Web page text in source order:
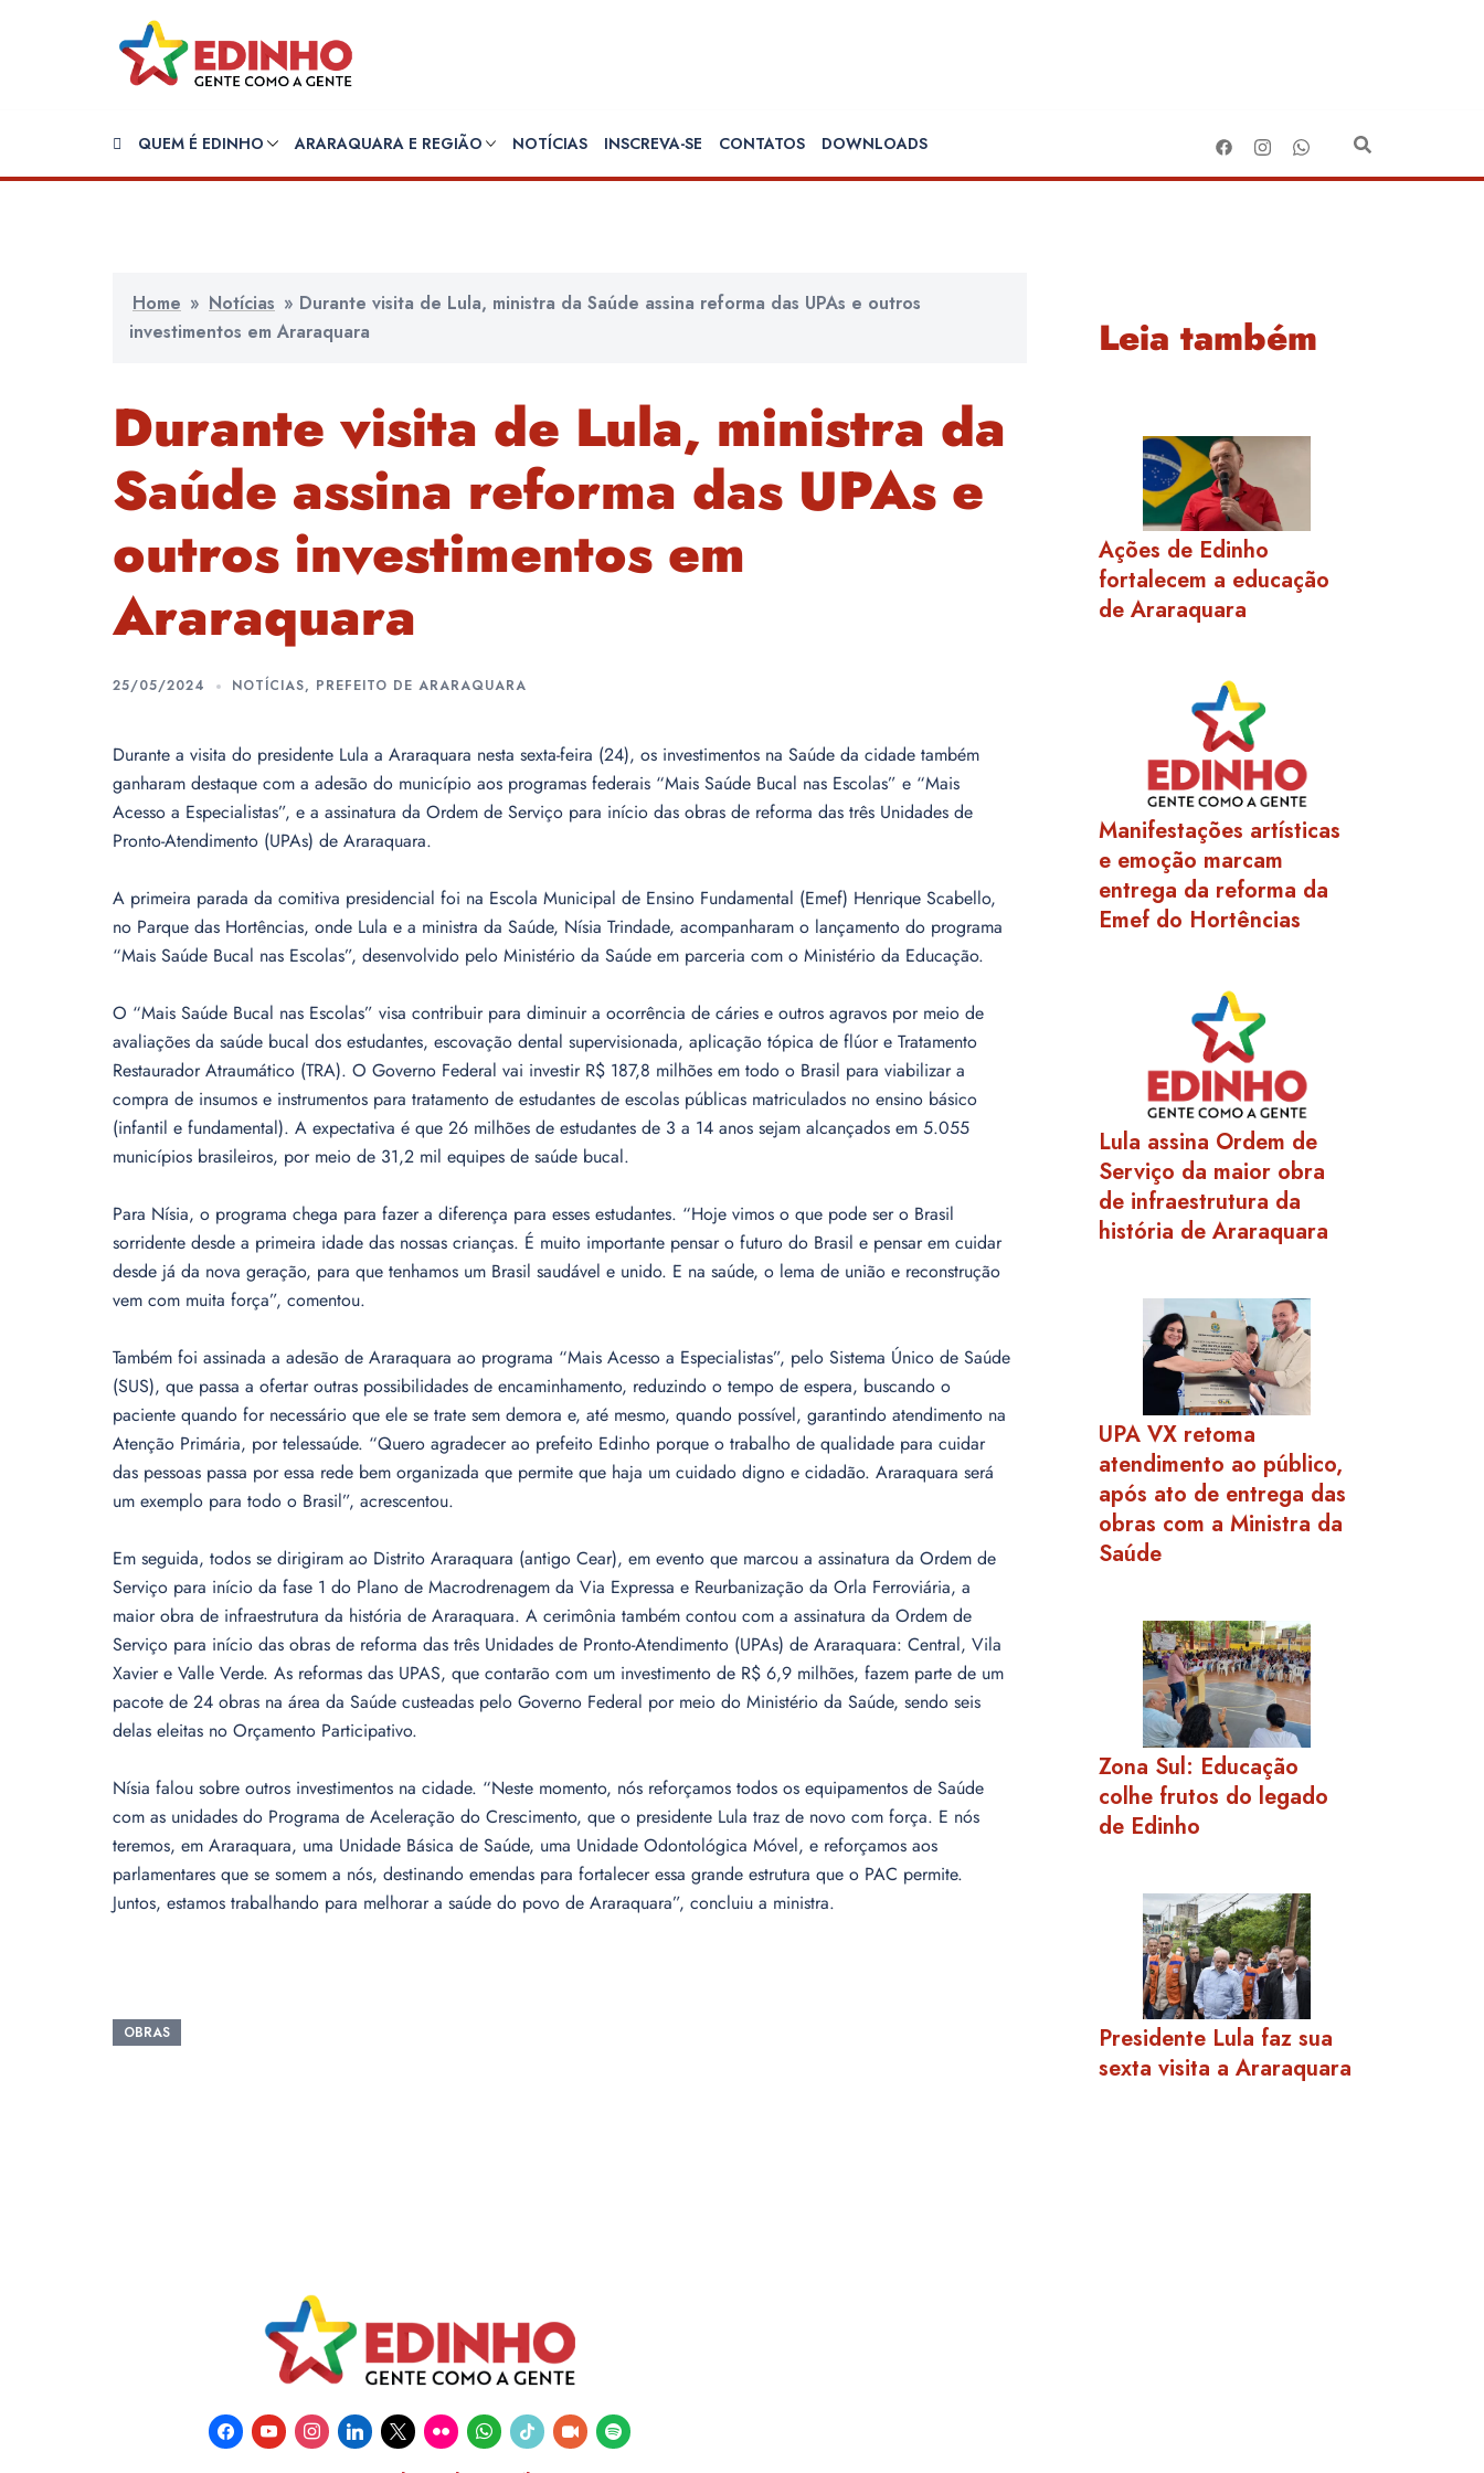
QUEM É EDINHO ARARAQUARA E REGIÃO NOTÍCIAS INSCREVA-SE CONTATOS DOWNLOADS
Home » Notícias » Durante visita de Lula, ministra da Saúde assina reforma das UPAs e outros
investimentos em Araraquara
Durante visita de Lula, ministra da
Saúde assina reforma das UPAs e
outros investimentos em
Araraquara
25/05/2024 NOTÍCIAS, PREFEITO DE ARARAQUARA
Durante a visita do presidente Lula a Araraquara nesta sexta-feira (24), os investimentos na Saúde da cidade também
ganharam destaque com a adesão do município aos programas federais “Mais Saúde Bucal nas Escolas” e “Mais
Acesso a Especialistas”, e a assinatura da Ordem de Serviço para início das obras de reforma das três Unidades de
Pronto-Atendimento (UPAs) de Araraquara.
A primeira parada da comitiva presidencial foi na Escola Municipal de Ensino Fundamental (Emef) Henrique Scabello,
no Parque das Hortências, onde Lula e a ministra da Saúde, Nísia Trindade, acompanharam o lançamento do programa
“Mais Saúde Bucal nas Escolas”, desenvolvido pelo Ministério da Saúde em parceria com o Ministério da Educação.
O “Mais Saúde Bucal nas Escolas” visa contribuir para diminuir a ocorrência de cáries e outros agravos por meio de
avaliações da saúde bucal dos estudantes, escovação dental supervisionada, aplicação tópica de flúor e Tratamento
Restaurador Atraumático (TRA). O Governo Federal vai investir R$ 187,8 milhões em todo o Brasil para viabilizar a
compra de insumos e instrumentos para tratamento de estudantes de escolas públicas matriculados no ensino básico
(infantil e fundamental). A expectativa é que 26 milhões de estudantes de 3 a 14 anos sejam alcançados em 5.055
municípios brasileiros, por meio de 31,2 mil equipes de saúde bucal.
Para Nísia, o programa chega para fazer a diferença para esses estudantes. “Hoje vimos o que pode ser o Brasil
sorridente desde a primeira idade das nossas crianças. É muito importante pensar o futuro do Brasil e pensar em cuidar
desde já da nova geração, para que tenhamos um Brasil saudável e unido. E na saúde, o lema de união e reconstrução
vem com muita força”, comentou.
Também foi assinada a adesão de Araraquara ao programa “Mais Acesso a Especialistas”, pelo Sistema Único de Saúde
(SUS), que passa a ofertar outras possibilidades de encaminhamento, reduzindo o tempo de espera, buscando o
paciente quando for necessário que ele se trate sem demora e, até mesmo, quando possível, garantindo atendimento na
Atenção Primária, por telessaúde. “Quero agradecer ao prefeito Edinho porque o trabalho de qualidade para cuidar
das pessoas passa por essa rede bem organizada que permite que haja um cuidado digno e cidadão. Araraquara será
um exemplo para todo o Brasil”, acrescentou.
Em seguida, todos se dirigiram ao Distrito Araraquara (antigo Cear), em evento que marcou a assinatura da Ordem de
Serviço para início da fase 1 do Plano de Macrodrenagem da Via Expressa e Reurbanização da Orla Ferroviária, a
maior obra de infraestrutura da história de Araraquara. A cerimônia também contou com a assinatura da Ordem de
Serviço para início das obras de reforma das três Unidades de Pronto-Atendimento (UPAs) de Araraquara: Central, Vila
Xavier e Valle Verde. As reformas das UPAS, que contarão com um investimento de R$ 6,9 milhões, fazem parte de um
pacote de 24 obras na área da Saúde custeadas pelo Governo Federal por meio do Ministério da Saúde, sendo seis
delas eleitas no Orçamento Participativo.
Nísia falou sobre outros investimentos na cidade. “Neste momento, nós reforçamos todos os equipamentos de Saúde
com as unidades do Programa de Aceleração do Crescimento, que o presidente Lula traz de novo com força. E nós
teremos, em Araraquara, uma Unidade Básica de Saúde, uma Unidade Odontológica Móvel, e reforçamos aos
parlamentares que se somem a nós, destinando emendas para fortalecer essa grande estrutura que o PAC permite.
Juntos, estamos trabalhando para melhorar a saúde do povo de Araraquara”, concluiu a ministra.
OBRAS
Leia também
Ações de Edinho
fortalecem a educação
de Araraquara
Manifestações artísticas
e emoção marcam
entrega da reforma da
Emef do Hortências
Lula assina Ordem de
Serviço da maior obra
de infraestrutura da
história de Araraquara
UPA VX retoma
atendimento ao público,
após ato de entrega das
obras com a Ministra da
Saúde
Zona Sul: Educação
colhe frutos do legado
de Edinho
Presidente Lula faz sua
sexta visita a Araraquara
facebookyoutubeinstagramlinkedin
x flickr whatsapp
tiktok video-
camera
spotify